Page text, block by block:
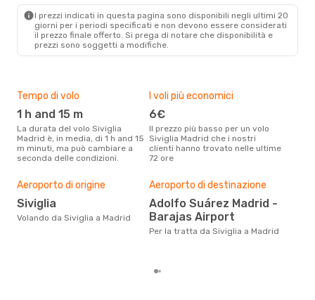
I prezzi indicati in questa pagina sono disponibili negli ultimi 20
giorni per i periodi specificati e non devono essere considerati
il ​​prezzo finale offerto. Si prega di notare che disponibilità e
prezzi sono soggetti a modifiche.
Tempo di volo
1 h and 15 m
La durata del volo Siviglia
Madrid è, in media, di 1 h and 15
m minuti, ma può cambiare a
seconda delle condizioni.
I voli più economici
6€
Il prezzo più basso per un volo
Siviglia Madrid che i nostri
clienti hanno trovato nelle ultime
72 ore
Aeroporto di origine
Siviglia
Volando da Siviglia a Madrid
Aeroporto di destinazione
Adolfo Suárez Madrid -
Barajas Airport
Per la tratta da Siviglia a Madrid